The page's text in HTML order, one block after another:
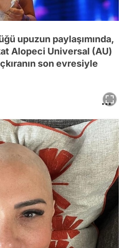
upuzun paylaşımında,
Alopeci Universal (AU)
son evresiyle